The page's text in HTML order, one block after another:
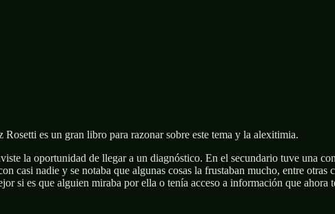
es un gran libro para razonar sobre este tema y la alexitimia.
la oportunidad de llegar a un diagnóstico. En el secundario tuve una
casi nadie y se notaba que algunas cosas la frustaban mucho, entre
si es que alguien miraba por ella o tenía acceso a información que